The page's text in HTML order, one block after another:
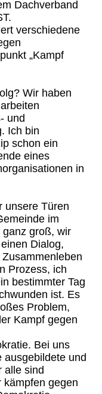
Dachverband
verschiedene
„Kampf
Wir haben
und
Ich bin
schon ein
eines
in
unsere Türen
im
ganz groß, wir
Dialog,
Prozess, ich
bestimmter Tag
ist. Es
Problem,
Kampf gegen
Bei uns
ausgebildete und
alle sind
kämpfen gegen